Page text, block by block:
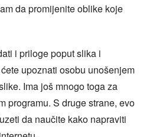
da promijenite oblike koje
i priloge poput slika i
upoznati osobu unošenjem
Ima još mnogo toga za
programu. S druge strane, evo
da naučite kako napraviti